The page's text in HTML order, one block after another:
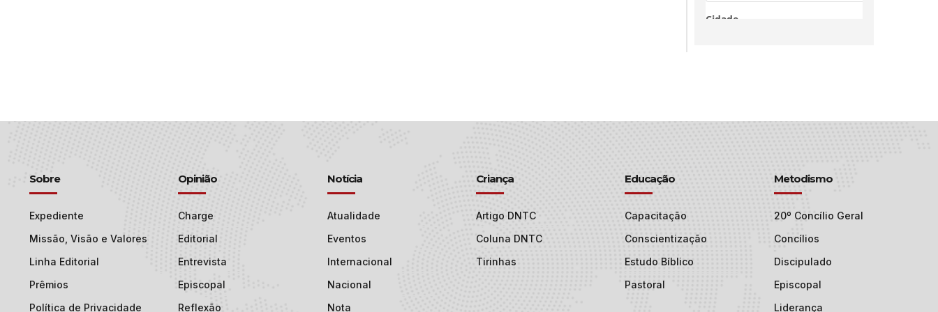
Sobre
Expediente
Missão, Visão e Valores
Linha Editorial
Prêmios
Política de Privacidade
Opinião
Charge
Editorial
Entrevista
Episcopal
Reflexão
Notícia
Atualidade
Eventos
Internacional
Nacional
Nota
Criança
Artigo DNTC
Coluna DNTC
Tirinhas
Educação
Capacitação
Conscientização
Estudo Bíblico
Pastoral
Metodismo
20º Concílio Geral
Concílios
Discipulado
Episcopal
Liderança